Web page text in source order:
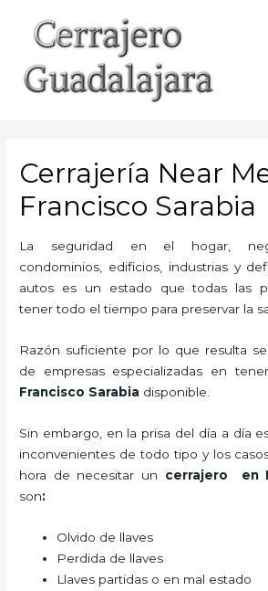
contenido
Cerrajería Near
Francisco Sarabia
La seguridad en el hogar,
condominios, edificios, industrias y
autos es un estado que todas las
tener todo el tiempo para preservar la
Razón suficiente por lo que resulta
de empresas especializadas en
Francisco Sarabia disponible.
Sin embargo, en la prisa del día a día
inconvenientes de todo tipo y los
hora de necesitar un cerrajero en
son:
Olvido de llaves
Perdida de llaves
Llaves partidas o en mal estado